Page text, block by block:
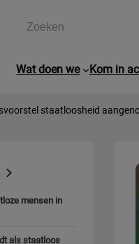
Zoeken
Wat doen we Kom in
staatloosheid
mensen in
als staatloos